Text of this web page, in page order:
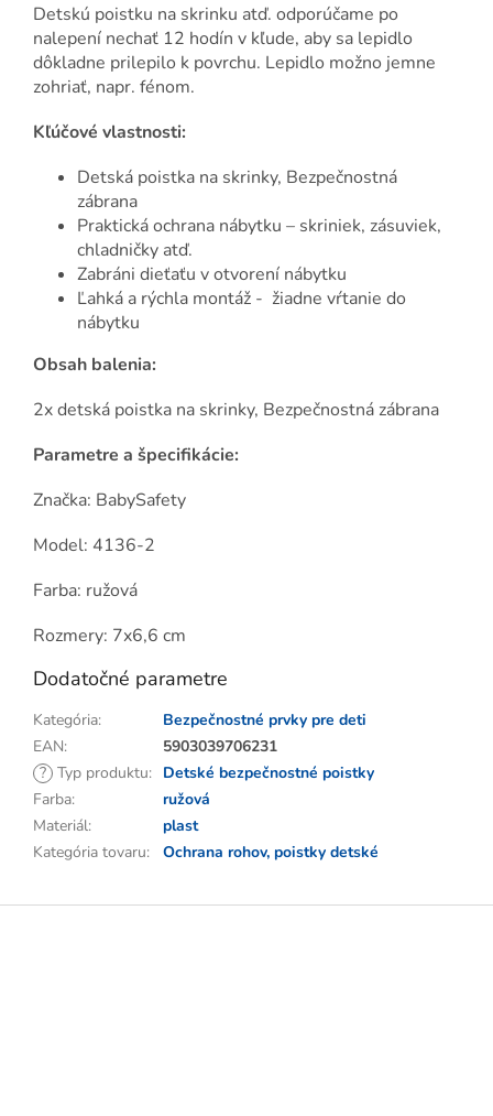
Detskú poistku na skrinku atď. odporúčame po
nalepení nechať 12 hodín v kľude, aby sa lepidlo
dôkladne prilepilo k povrchu. Lepidlo možno jemne
zohriať, napr. fénom.
Kľúčové vlastnosti:
Detská poistka na skrinky, Bezpečnostná
zábrana
Praktická ochrana nábytku – skriniek, zásuviek,
chladničky atď.
Zabráni dieťaťu v otvorení nábytku
Ľahká a rýchla montáž - žiadne vŕtanie do
nábytku
Obsah balenia:
2x detská poistka na skrinky, Bezpečnostná zábrana
Parametre a špecifikácie:
Značka: BabySafety
Model: 4136-2
Farba: ružová
Rozmery: 7x6,6 cm
Dodatočné parametre
Kategória:
Bezpečnostné prvky pre deti
EAN:
5903039706231
? Typ produktu: Detské bezpečnostné poistky
Farba:
ružová
Materiál:
plast
Kategória tovaru: Ochrana rohov, poistky detské
Z